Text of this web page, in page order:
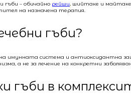
гъби – обичайно рейши, шийтаке и
на назначена терапия.
гъби?
на имунната система и антиоксидантна
а не за лечение на конкретни
гъби в